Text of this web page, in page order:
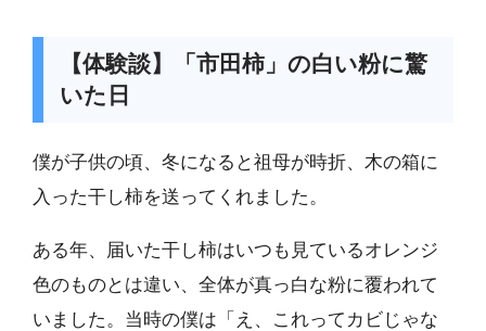
【体験談】「市田柿」の白い粉に驚
いた日
僕が子供の頃、冬になると祖母が時折、木の箱に
入った干し柿を送ってくれました。
ある年、届いた干し柿はいつも見ているオレンジ
色のものとは違い、全体が真っ白な粉に覆われて
いました。当時の僕は「え、これってカビじゃな